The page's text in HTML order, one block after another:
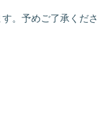
。予めご了承くださ